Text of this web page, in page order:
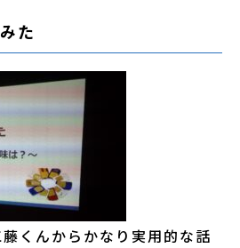
た
くんからかなり実用的な話